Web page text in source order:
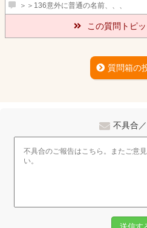
＞＞136意外に普通の名前、、、
この質問トピ
質問箱の
不具合